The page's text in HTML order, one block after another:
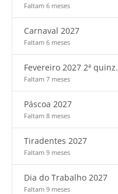
Faltam 6 meses
Carnaval 2027
Faltam 6 meses
Fevereiro 2027 2ª quinz.
Faltam 7 meses
Páscoa 2027
Faltam 8 meses
Tiradentes 2027
Faltam 9 meses
Dia do Trabalho 2027
Faltam 9 meses